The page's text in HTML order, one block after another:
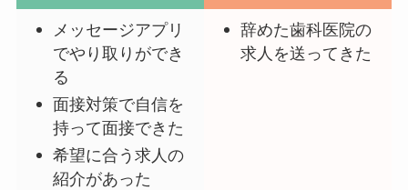
メッセージアプリ
でやり取りができ
る
面接対策で自信を
持って面接できた
希望に合う求人の
紹介があった
辞めた歯科医院の
求人を送ってきた